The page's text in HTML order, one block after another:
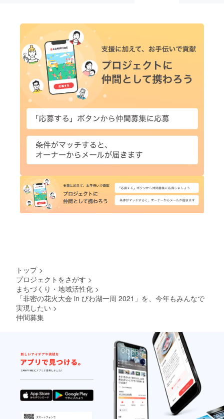
トップ >
プロジェクトをさがす >
まちづくり・地域活性化 >
「非密の花火大会 in びわ湖一周 2021」を、今年もみんなで
実現したい >
仲間募集